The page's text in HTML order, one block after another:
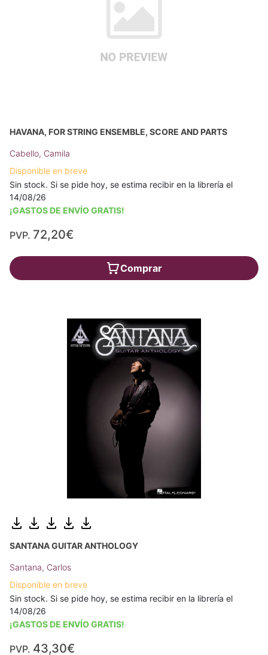
HAVANA, FOR STRING ENSEMBLE, SCORE AND PARTS
Cabello, Camila
Disponible en breve
Sin stock. Si se pide hoy, se estima recibir en la librería el
14/08/26
¡GASTOS DE ENVÍO GRATIS!
PVP. 72,20€
Comprar
SANTANA GUITAR ANTHOLOGY
Santana, Carlos
Disponible en breve
Sin stock. Si se pide hoy, se estima recibir en la librería el
14/08/26
¡GASTOS DE ENVÍO GRATIS!
PVP. 43,30€